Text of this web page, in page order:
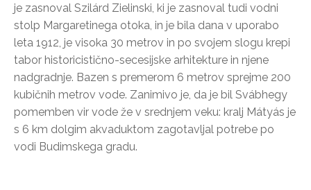
je zasnoval Szilárd Zielinski, ki je zasnoval tudi vodni
stolp Margaretinega otoka, in je bila dana v uporabo
leta 1912, je visoka 30 metrov in po svojem slogu krepi
tabor historicistično-secesijske arhitekture in njene
nadgradnje. Bazen s premerom 6 metrov sprejme 200
kubičnih metrov vode. Zanimivo je, da je bil Svábhegy
pomemben vir vode že v srednjem veku: kralj Mátyás je
s 6 km dolgim ​​akvaduktom zagotavljal potrebe po
vodi Budimskega gradu.